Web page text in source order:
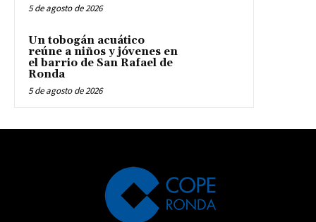
5 de agosto de 2026
Un tobogán acuático
reúne a niños y jóvenes en
el barrio de San Rafael de
Ronda
5 de agosto de 2026